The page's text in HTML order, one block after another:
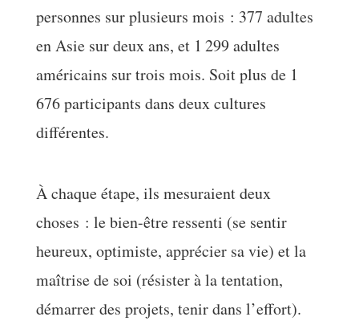
personnes sur plusieurs mois : 377 adultes
en Asie sur deux ans, et 1 299 adultes
américains sur trois mois. Soit plus de 1
676 participants dans deux cultures
différentes.
À chaque étape, ils mesuraient deux
choses : le bien-être ressenti (se sentir
heureux, optimiste, apprécier sa vie) et la
maîtrise de soi (résister à la tentation,
démarrer des projets, tenir dans l’effort).